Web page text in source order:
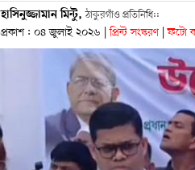
হাসিনুজ্জামান মিন্টু,ঠাকুরগাঁও প্রতিনিধি::
প্রকাশ : ০৪ জুলাই ২০২৬ | প্রিন্ট সংস্করণ | ফটো